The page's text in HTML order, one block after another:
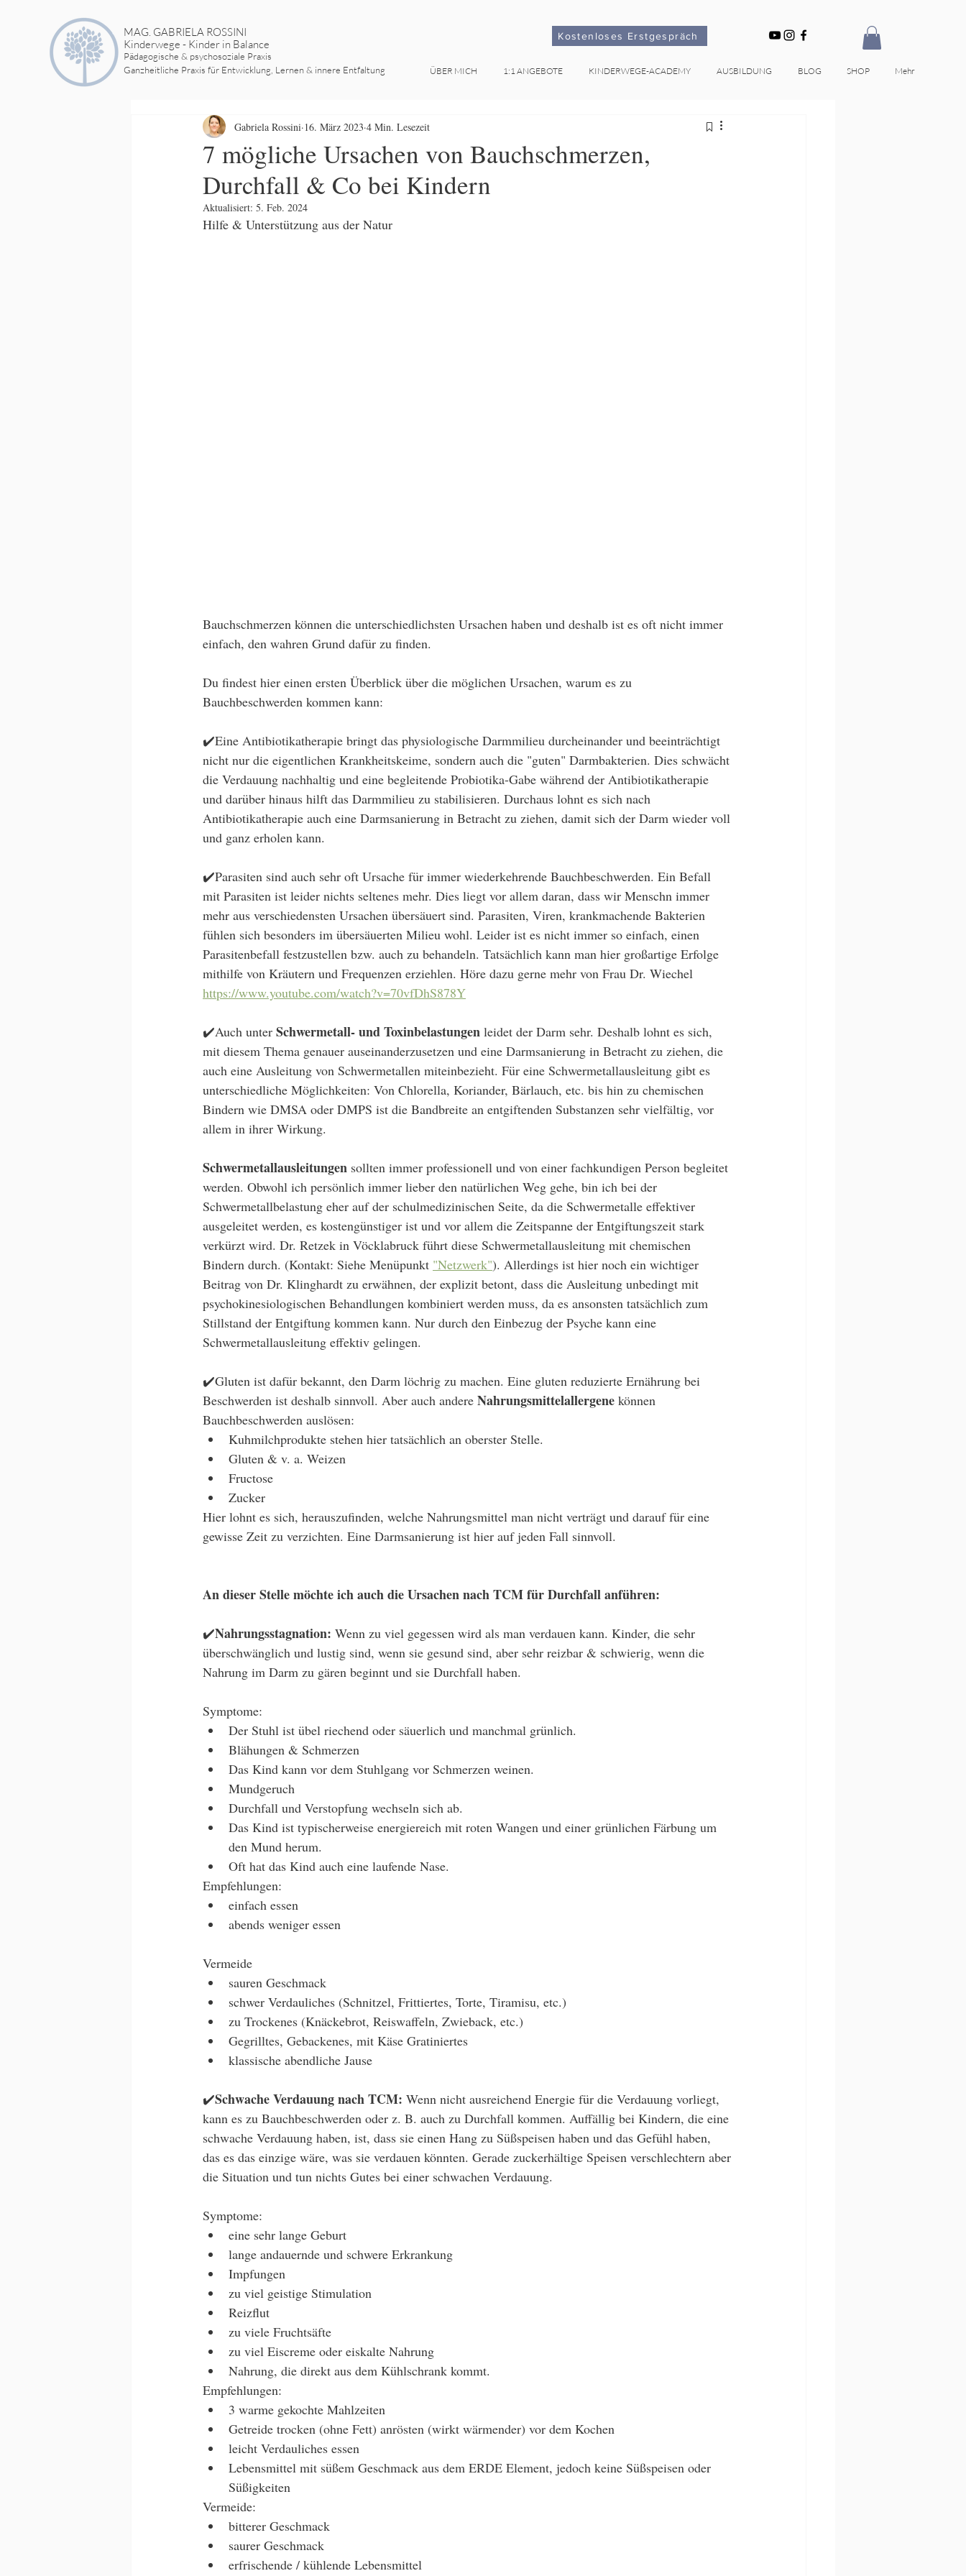
MAG. GABRIELA ROSSINI
Kinderwege - Kinder in Balance
Pädagogische & psychosoziale Praxis
Ganzheitliche Praxis für Entwicklung, Lernen & innere Entfaltung
Kostenloses Erstgespräch
ÜBER MICH 1:1 ANGEBOTE KINDERWEGE-ACADEMY AUSBILDUNG BLOG SHOP Mehr
7 mögliche Ursachen von Bauchschmerzen,
Durchfall & Co bei Kindern
Gabriela Rossini 16. März 2023 4 Min. Lesezeit
Aktualisiert: 5. Feb. 2024
Hilfe & Unterstützung aus der Natur
Bauchschmerzen können die unterschiedlichsten Ursachen haben und deshalb ist es oft nicht immer
einfach, den wahren Grund dafür zu finden.
Du findest hier einen ersten Überblick über die möglichen Ursachen, warum es zu
Bauchbeschwerden kommen kann:
✔️Eine Antibiotikatherapie bringt das physiologische Darmmilieu durcheinander und beeinträchtigt
nicht nur die eigentlichen Krankheitskeime, sondern auch die "guten" Darmbakterien. Dies schwächt
die Verdauung nachhaltig und eine begleitende Probiotika-Gabe während der Antibiotikatherapie
und darüber hinaus hilft das Darmmilieu zu stabilisieren. Durchaus lohnt es sich nach
Antibiotikatherapie auch eine Darmsanierung in Betracht zu ziehen, damit sich der Darm wieder voll
und ganz erholen kann.
✔️Parasiten sind auch sehr oft Ursache für immer wiederkehrende Bauchbeschwerden. Ein Befall
mit Parasiten ist leider nichts seltenes mehr. Dies liegt vor allem daran, dass wir Menschn immer
mehr aus verschiedensten Ursachen übersäuert sind. Parasiten, Viren, krankmachende Bakterien
fühlen sich besonders im übersäuerten Milieu wohl. Leider ist es nicht immer so einfach, einen
Parasitenbefall festzustellen bzw. auch zu behandeln. Tatsächlich kann man hier großartige Erfolge
mithilfe von Kräutern und Frequenzen erziehlen. Höre dazu gerne mehr von Frau Dr. Wiechel
https://www.youtube.com/watch?v=70vfDhS878Y
✔️Auch unter Schwermetall- und Toxinbelastungen leidet der Darm sehr. Deshalb lohnt es sich,
mit diesem Thema genauer auseinanderzusetzen und eine Darmsanierung in Betracht zu ziehen, die
auch eine Ausleitung von Schwermetallen miteinbezieht. Für eine Schwermetallausleitung gibt es
unterschiedliche Möglichkeiten: Von Chlorella, Koriander, Bärlauch, etc. bis hin zu chemischen
Bindern wie DMSA oder DMPS ist die Bandbreite an entgiftenden Substanzen sehr vielfältig, vor
allem in ihrer Wirkung.
Schwermetallausleitungen sollten immer professionell und von einer fachkundigen Person begleitet
werden. Obwohl ich persönlich immer lieber den natürlichen Weg gehe, bin ich bei der
Schwermetallbelastung eher auf der schulmedizinischen Seite, da die Schwermetalle effektiver
ausgeleitet werden, es kostengünstiger ist und vor allem die Zeitspanne der Entgiftungszeit stark
verkürzt wird. Dr. Retzek in Vöcklabruck führt diese Schwermetallausleitung mit chemischen
Bindern durch. (Kontakt: Siehe Menüpunkt "Netzwerk"). Allerdings ist hier noch ein wichtiger
Beitrag von Dr. Klinghardt zu erwähnen, der explizit betont, dass die Ausleitung unbedingt mit
psychokinesiologischen Behandlungen kombiniert werden muss, da es ansonsten tatsächlich zum
Stillstand der Entgiftung kommen kann. Nur durch den Einbezug der Psyche kann eine
Schwermetallausleitung effektiv gelingen.
✔️Gluten ist dafür bekannt, den Darm löchrig zu machen. Eine gluten reduzierte Ernährung bei
Beschwerden ist deshalb sinnvoll. Aber auch andere Nahrungsmittelallergene können
Bauchbeschwerden auslösen:
Kuhmilchprodukte stehen hier tatsächlich an oberster Stelle.
Gluten & v. a. Weizen
Fructose
Zucker
Hier lohnt es sich, herauszufinden, welche Nahrungsmittel man nicht verträgt und darauf für eine
gewisse Zeit zu verzichten. Eine Darmsanierung ist hier auf jeden Fall sinnvoll.
An dieser Stelle möchte ich auch die Ursachen nach TCM für Durchfall anführen:
✔️Nahrungsstagnation: Wenn zu viel gegessen wird als man verdauen kann. Kinder, die sehr
überschwänglich und lustig sind, wenn sie gesund sind, aber sehr reizbar & schwierig, wenn die
Nahrung im Darm zu gären beginnt und sie Durchfall haben.
Symptome:
Der Stuhl ist übel riechend oder säuerlich und manchmal grünlich.
Blähungen & Schmerzen
Das Kind kann vor dem Stuhlgang vor Schmerzen weinen.
Mundgeruch
Durchfall und Verstopfung wechseln sich ab.
Das Kind ist typischerweise energiereich mit roten Wangen und einer grünlichen Färbung um
den Mund herum.
Oft hat das Kind auch eine laufende Nase.
Empfehlungen:
einfach essen
abends weniger essen
Vermeide
sauren Geschmack
schwer Verdauliches (Schnitzel, Frittiertes, Torte, Tiramisu, etc.)
zu Trockenes (Knäckebrot, Reiswaffeln, Zwieback, etc.)
Gegrilltes, Gebackenes, mit Käse Gratiniertes
klassische abendliche Jause
✔️Schwache Verdauung nach TCM: Wenn nicht ausreichend Energie für die Verdauung vorliegt,
kann es zu Bauchbeschwerden oder z. B. auch zu Durchfall kommen. Auffällig bei Kindern, die eine
schwache Verdauung haben, ist, dass sie einen Hang zu Süßspeisen haben und das Gefühl haben,
das es das einzige wäre, was sie verdauen könnten. Gerade zuckerhältige Speisen verschlechtern aber
die Situation und tun nichts Gutes bei einer schwachen Verdauung.
Symptome:
eine sehr lange Geburt
lange andauernde und schwere Erkrankung
Impfungen
zu viel geistige Stimulation
Reizflut
zu viele Fruchtsäfte
zu viel Eiscreme oder eiskalte Nahrung
Nahrung, die direkt aus dem Kühlschrank kommt.
Empfehlungen:
3 warme gekochte Mahlzeiten
Getreide trocken (ohne Fett) anrösten (wirkt wärmender) vor dem Kochen
leicht Verdauliches essen
Lebensmittel mit süßem Geschmack aus dem ERDE Element, jedoch keine Süßspeisen oder
Süßigkeiten
Vermeide:
bitterer Geschmack
saurer Geschmack
erfrischende / kühlende Lebensmittel